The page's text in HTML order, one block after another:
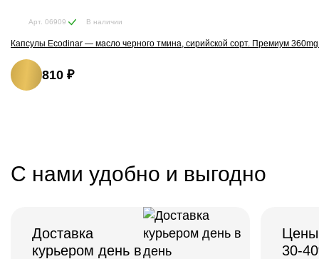
Арт. 06909 В наличии
Капсулы Ecodinar — масло черного тмина, сирийской сорт. Премиум 360mg
810 ₽
С нами удобно и выгодно
Доставка
курьером день в
30-